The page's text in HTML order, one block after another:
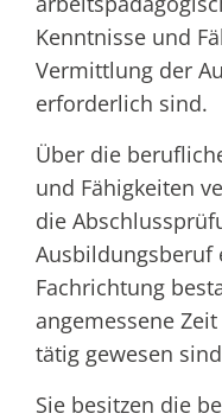
Kenntnisse und
Vermittlung der
erforderlich sind.
Über die
und Fähigkeiten
die
Ausbildungsberuf
Fachrichtung
angemessene
tätig gewesen
Sie besitzen die